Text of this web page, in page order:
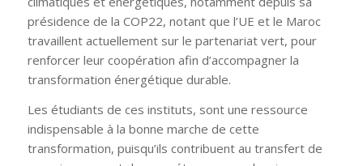
présidence de la COP22, notant que l’UE et le Maroc
travaillent actuellement sur le partenariat vert, pour
renforcer leur coopération afin d’accompagner la
transformation énergétique durable.
Les étudiants de ces instituts, sont une ressource
indispensable à la bonne marche de cette
transformation, puisqu’ils contribuent au transfert de